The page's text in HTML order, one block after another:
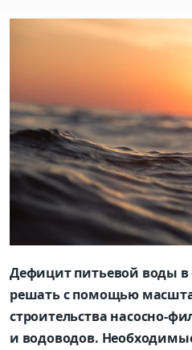
Дефицит питьевой воды
решать с помощью
строительства насосно-
и водоводов.